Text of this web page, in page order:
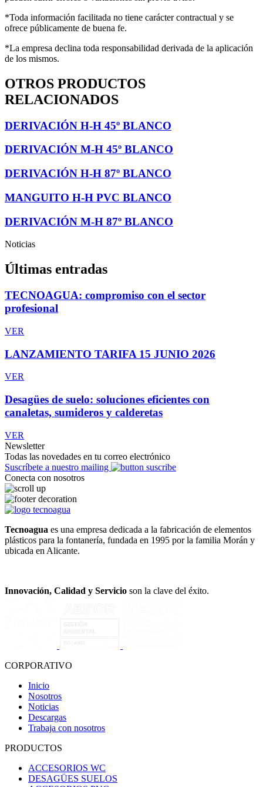
*Toda información facilitada no tiene carácter contractual y se
ofrece públicamente de buena fe.
*La empresa declina toda responsabilidad derivada de la aplicación
de los mismos.
OTROS PRODUCTOS
RELACIONADOS
DERIVACIÓN H-H 45º BLANCO
DERIVACIÓN M-H 45º BLANCO
DERIVACIÓN H-H 87º BLANCO
MANGUITO H-H PVC BLANCO
DERIVACIÓN M-H 87º BLANCO
Noticias
Últimas entradas
TECNOAGUA: compromiso con el sector
profesional
VER
LANZAMIENTO TARIFA 15 JUNIO 2026
VER
Desagües de suelo: soluciones eficientes con
canaletas, sumideros y calderetas
VER
Newsletter
Todas las novedades en tu correo electrónico
Suscríbete a nuestro mailing
Conecta con nosotros
Tecnoagua es una empresa dedicada a la fabricación de elementos
plásticos para la fontanería, fundada en 1995 por la familia Morán y
ubicada en Alicante.
Innovación, Calidad y Servicio son la clave del éxito.
CORPORATIVO
Inicio
Nosotros
Noticias
Descargas
Trabaja con nosotros
PRODUCTOS
ACCESORIOS WC
DESAGÜES SUELOS